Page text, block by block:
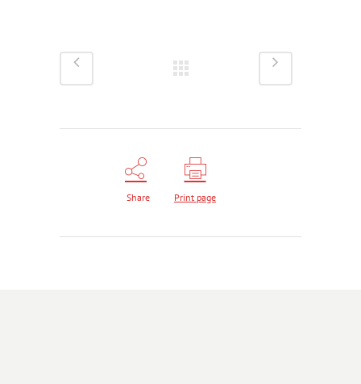
Share Print page